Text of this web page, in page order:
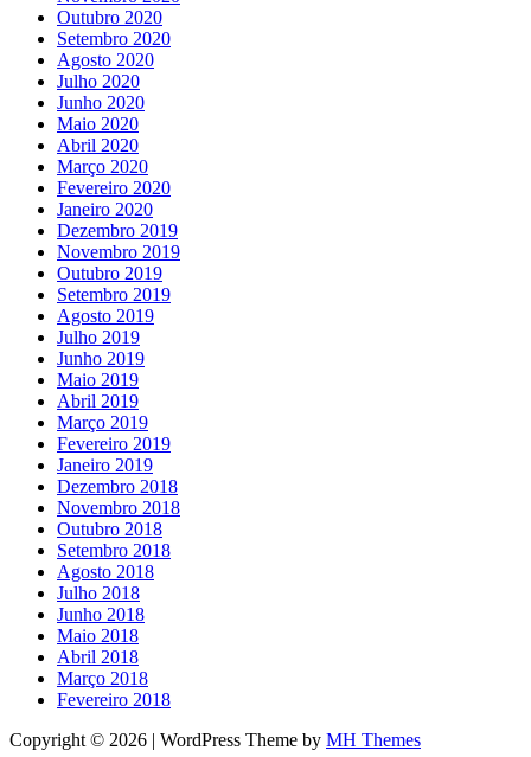
Outubro 2020
Setembro 2020
Agosto 2020
Julho 2020
Junho 2020
Maio 2020
Abril 2020
Março 2020
Fevereiro 2020
Janeiro 2020
Dezembro 2019
Novembro 2019
Outubro 2019
Setembro 2019
Agosto 2019
Julho 2019
Junho 2019
Maio 2019
Abril 2019
Março 2019
Fevereiro 2019
Janeiro 2019
Dezembro 2018
Novembro 2018
Outubro 2018
Setembro 2018
Agosto 2018
Julho 2018
Junho 2018
Maio 2018
Abril 2018
Março 2018
Fevereiro 2018
Copyright © 2026 | WordPress Theme by MH Themes